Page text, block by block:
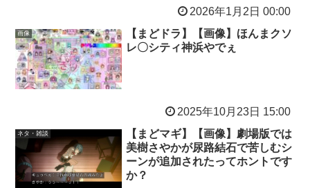
2026年1月2日 00:00
画像
【まどドラ】【画像】ほんまクソ
レ〇シティ神浜やでぇ
2025年10月23日 15:00
ネタ・雑談
【まどマギ】【画像】劇場版では
美樹さやかが尿路結石で苦しむシ
ーンが追加されたってホントです
か？